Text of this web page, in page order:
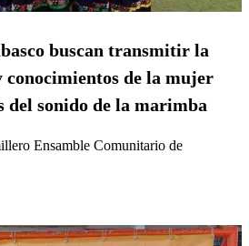
buscan transmitir la
de la mujer
del sonido de la marimba
Ensamble Comunitario de